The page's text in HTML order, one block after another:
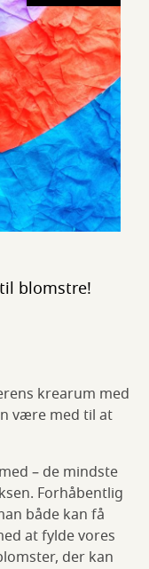
blomstre!
krearum med
være med til at
– de mindste
Forhåbentlig
både kan få
at fylde vores
der kan